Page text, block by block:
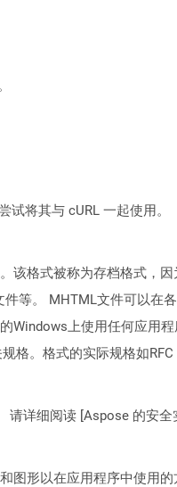
将其与 cURL 一起使用。
格式被称为存档格式，
等。 MHTML文件可以在
上使用任何应用
。格式的实际规格如RFC
详细阅读 [Aspose 的安
图形以在应用程序中使用